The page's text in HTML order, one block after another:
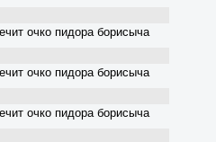
очко пидора борисыча
очко пидора борисыча
очко пидора борисыча